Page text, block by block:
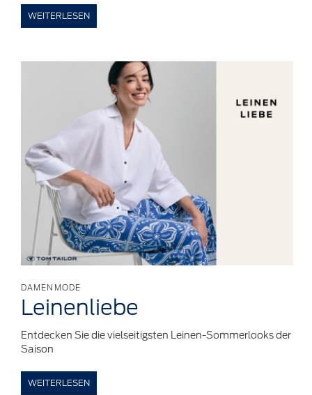
WEITERLESEN
DAMENMODE
Leinenliebe
Entdecken Sie die vielseitigsten Leinen-Sommerlooks der
Saison
WEITERLESEN